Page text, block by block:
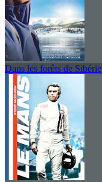
Dans les forêts de Sibérie